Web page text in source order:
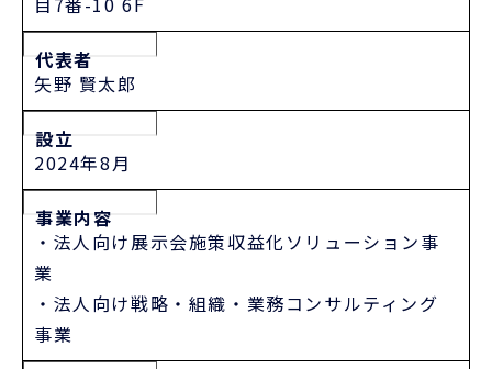
代表者
矢野 賢太郎
設立
2024年8月
事業内容
・法人向け展示会施策収益化ソリューション事
業
・法人向け戦略・組織・業務コンサルティング
事業